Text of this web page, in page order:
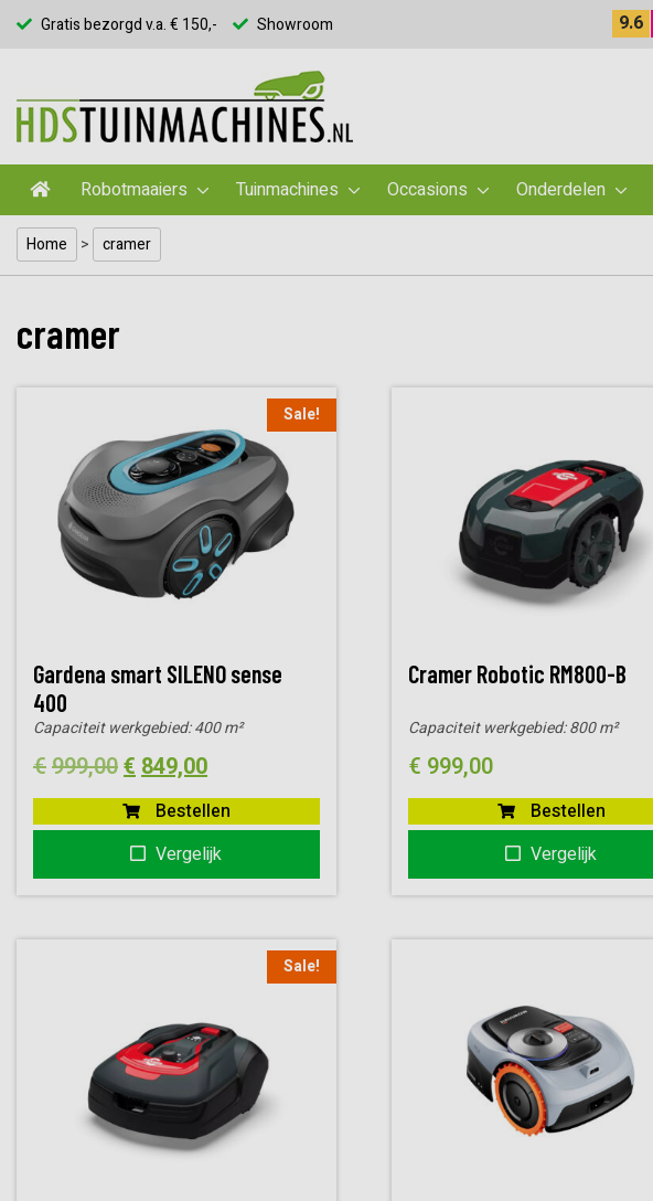
Gratis bezorgd v.a. € 150,- Showroom 9.6
Robotmaaiers Tuinmachines Occasions Onderdelen
Home > cramer
cramer
Sale!
Gardena smart SILENO sense
400
Capaciteit werkgebied:400 m²
€999,00Oorspronkelijke
prijs
was:
€999,00.
€849,00Huidige
prijs
is:
€849,00.
Bestellen
Vergelijk
Cramer Robotic RM800-B
Capaciteit werkgebied:800 m²
€ 999,00
Bestellen
Vergelijk
Sale!